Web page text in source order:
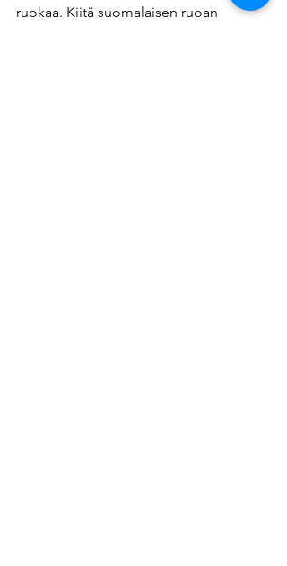
ruokaa. Kiitä suomalaisen ruoan